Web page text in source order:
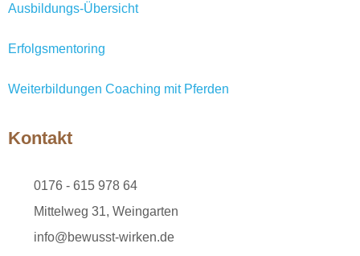
Ausbildungs-Übersicht
Erfolgsmentoring
Weiterbildungen Coaching mit Pferden
Kontakt
0176 - 615 978 64
Mittelweg 31, Weingarten
info@bewusst-wirken.de